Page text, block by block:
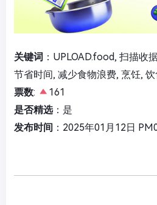
关键词 ：UPLOAD.food, 扫描收
节省时间, 减少食物浪费, 烹饪,
票数:
161
是否精选：是
发布时间 ：2025年01月12日